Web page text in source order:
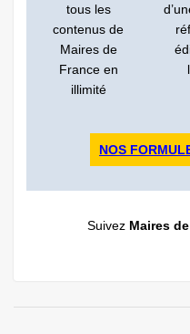
tous les
contenus de
Maires de
France en
illimité
NOS
Suivez Maires